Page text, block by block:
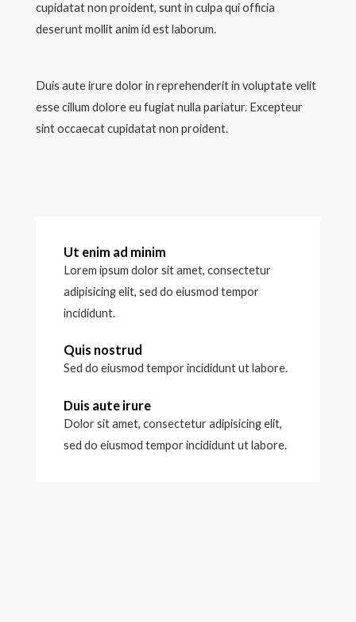
cupidatat non proident, sunt in culpa qui officia
deserunt mollit anim id est laborum.
Duis aute irure dolor in reprehenderit in voluptate velit
esse cillum dolore eu fugiat nulla pariatur. Excepteur
sint occaecat cupidatat non proident.
Ut enim ad minim
Lorem ipsum dolor sit amet, consectetur
adipisicing elit, sed do eiusmod tempor
incididunt.
Quis nostrud
Sed do eiusmod tempor incididunt ut labore.
Duis aute irure
Dolor sit amet, consectetur adipisicing elit,
sed do eiusmod tempor incididunt ut labore.